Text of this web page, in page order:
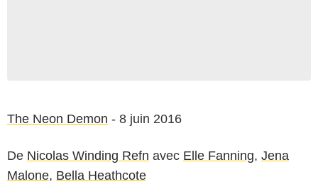
The Neon Demon - 8 juin 2016
De Nicolas Winding Refn avec Elle Fanning, Jena
Malone, Bella Heathcote